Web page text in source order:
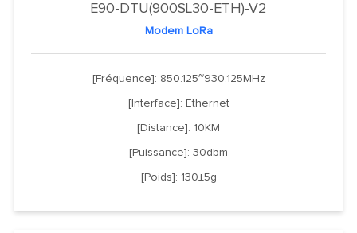
E90-DTU(900SL30-ETH)-V2
Modem LoRa
[Fréquence]: 850.125~930.125MHz
[Interface]: Ethernet
[Distance]: 10KM
[Puissance]: 30dbm
[Poids]: 130±5g